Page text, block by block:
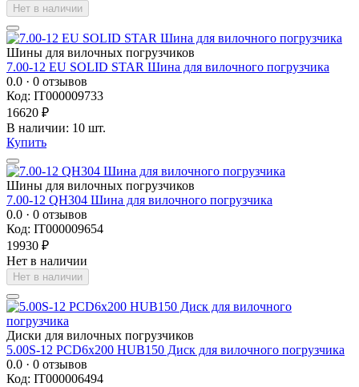
Нет в наличии
Шины для вилочных погрузчиков
7.00-12 EU SOLID STAR Шина для вилочного погрузчика
0.0 · 0 отзывов
Код: IT000009733
16620 ₽
В наличии: 10 шт.
Купить
Шины для вилочных погрузчиков
7.00-12 QH304 Шина для вилочного погрузчика
0.0 · 0 отзывов
Код: IT000009654
19930 ₽
Нет в наличии
Нет в наличии
Диски для вилочных погрузчиков
5.00S-12 PCD6x200 HUB150 Диск для вилочного погрузчика
0.0 · 0 отзывов
Код: IT000006494